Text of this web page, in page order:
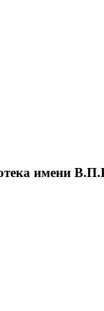
имени